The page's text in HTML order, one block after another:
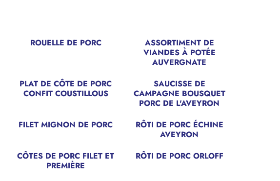
ROUELLE DE PORC
ASSORTIMENT DE
VIANDES À POTÉE
AUVERGNATE
PLAT DE CÔTE DE PORC
CONFIT COUSTILLOUS
SAUCISSE DE
CAMPAGNE BOUSQUET
PORC DE L'AVEYRON
FILET MIGNON DE PORC
RÔTI DE PORC ÉCHINE
AVEYRON
CÔTES DE PORC FILET ET
PREMIÈRE
RÔTI DE PORC ORLOFF